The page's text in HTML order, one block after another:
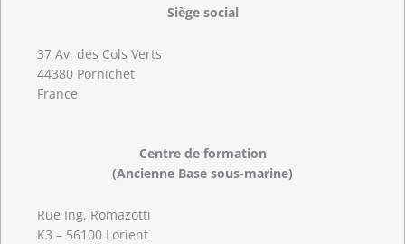
Siège social
37 Av. des Cols Verts
44380 Pornichet
France
Centre de formation
(Ancienne Base sous-marine)
Rue Ing. Romazotti
K3 – 56100 Lorient